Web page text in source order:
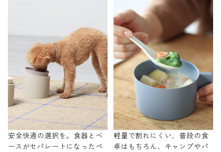
安全快適の選択を。食器とベ
ースがセパレートになったペ
軽量で割れにくい、普段の食
卓はもちろん、キャンプやパ